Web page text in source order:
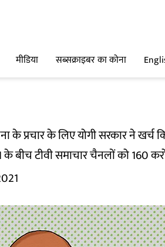
मीडिया सब्सक्राइबर का कोना
के प्रचार के लिए योगी सरकार ने खर्च
बीच टीवी समाचार चैनलों को 160